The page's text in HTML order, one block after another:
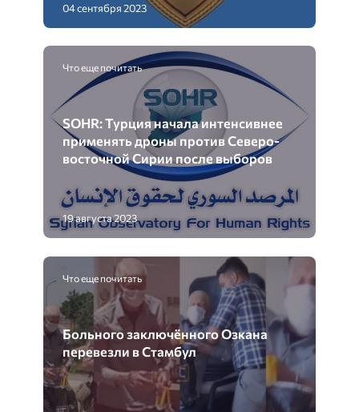
04 сентября 2023
Что еще почитать
SOHR: Турция начала интенсивнее
применять дроны против Северо-
восточной Сирии после выборов
19 августа 2023
Что еще почитать
Больного заключённого Озкана
перевезли в Стамбул